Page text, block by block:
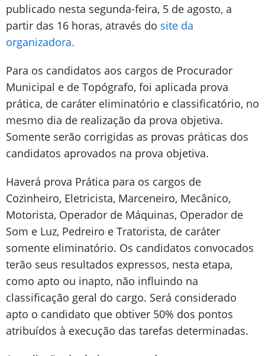
publicado nesta segunda-feira, 5 de agosto, a
partir das 16 horas, através do site da
organizadora.
Para os candidatos aos cargos de Procurador
Municipal e de Topógrafo, foi aplicada prova
prática, de caráter eliminatório e classificatório, no
mesmo dia de realização da prova objetiva.
Somente serão corrigidas as provas práticas dos
candidatos aprovados na prova objetiva.
Haverá prova Prática para os cargos de
Cozinheiro, Eletricista, Marceneiro, Mecânico,
Motorista, Operador de Máquinas, Operador de
Som e Luz, Pedreiro e Tratorista, de caráter
somente eliminatório. Os candidatos convocados
terão seus resultados expressos, nesta etapa,
como apto ou inapto, não influindo na
classificação geral do cargo. Será considerado
apto o candidato que obtiver 50% dos pontos
atribuídos à execução das tarefas determinadas.